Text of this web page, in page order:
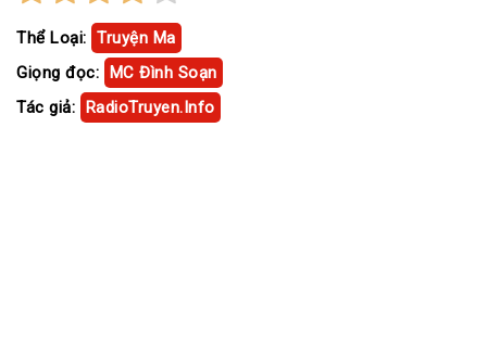
Thể Loại: Truyện Ma
Giọng đọc: MC Đình Soạn
Tác giả: RadioTruyen.Info